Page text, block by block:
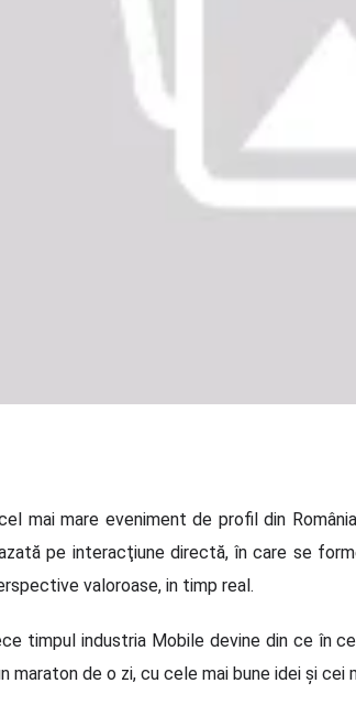
mai mare eveniment de profil din
pe interacţiune directă, în care se
valoroase, in timp real.
timpul industria Mobile devine din ce în
de o zi, cu cele mai bune idei şi cei